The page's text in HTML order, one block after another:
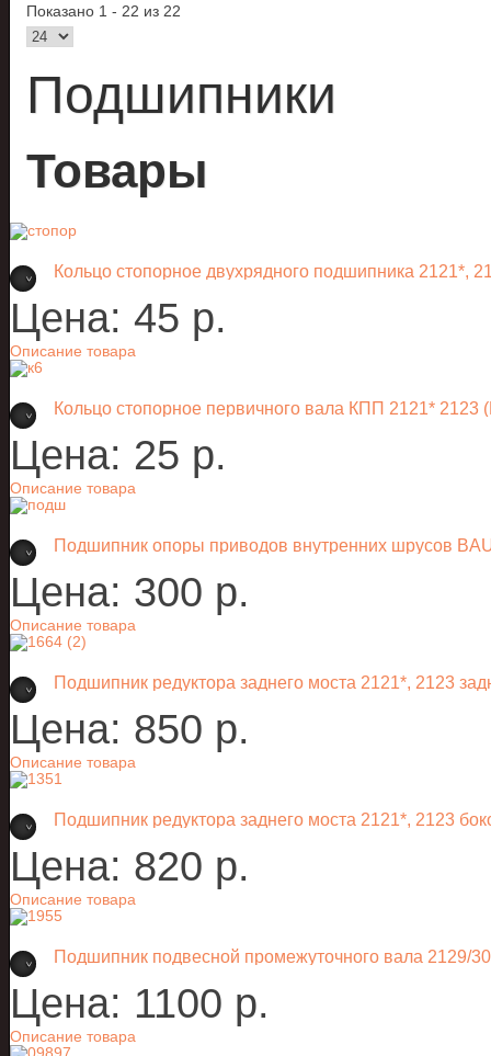
Показано 1 - 22 из 22
Подшипники
Товары
Кольцо стопорное двухрядного подшипника 2121*,
Цена: 45 p.
Описание товара
Кольцо стопорное первичного вала КПП 2121* 2123
Цена: 25 p.
Описание товара
Подшипник опоры приводов внутренних шрусов
Цена: 300 p.
Описание товара
Подшипник редуктора заднего моста 2121*, 2123
Цена: 850 p.
Описание товара
Подшипник редуктора заднего моста 2121*, 2123
Цена: 820 p.
Описание товара
Подшипник подвесной промежуточного вала
Цена: 1100 p.
Описание товара